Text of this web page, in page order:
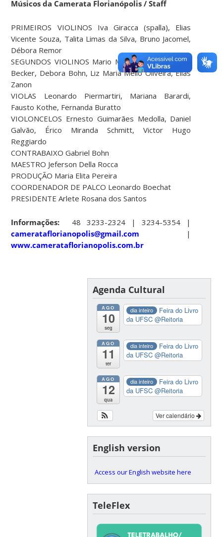
Músicos da Camerata Florianópolis / Staff
PRIMEIROS VIOLINOS Iva Giracca (spalla), Elias
Vicente Souza, Talita Limas da Silva, Bruno Jacomel,
Débora Remor
SEGUNDOS VIOLINOS Mario Marçal Jr., Gilson João
Becker, Debora Bohn, Liz Maria Mello Oliveira, Elias
Zanon
VIOLAS Leonardo Piermartiri, Mariana Barardi,
Fausto Kothe, Fernanda Buratto
VIOLONCELOS Ernesto Guimarães Medolla, Daniel
Galvão, Érico Miranda Schmitt, Victor Hugo
Reggiardo
CONTRABAIXO Gabriel Bohn
MAESTRO Jeferson Della Rocca
PRODUÇÃO Maria Elita Pereira
COORDENADOR DE PALCO Leonardo Boechat
PRESIDENTE Arlete Rosana dos Santos
Informações: 48 3233-2324 | 3234-5354 |
camerataflorianopolis@gmail.com |
www.camerataflorianopolis.com.br
Agenda Cultural
AGO
10
seg
dia inteiro
Feira do Livro
da UFSC@Reitoria
AGO
11
ter
dia inteiro
Feira do Livro
da UFSC@Reitoria
AGO
12
qua
dia inteiro
Feira do Livro
da UFSC@Reitoria
Ver calendário
English version
Access our English website here
TeleFlex